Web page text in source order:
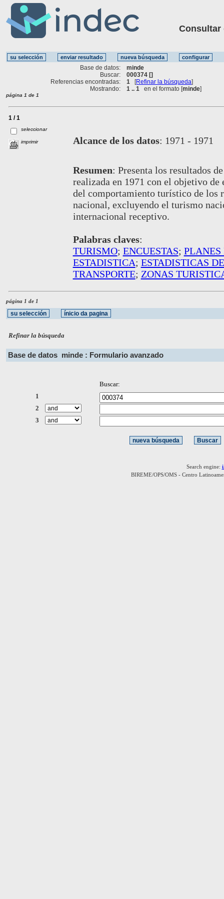
Consultar
Base de datos:
minde
Buscar:
000374 []
Referencias encontradas:
1 [Refinar la búsqueda]
Mostrando:
1 .. 1 en el formato [minde]
página 1 de 1
1 / 1
seleccionar
imprimir Alcance de los datos: 1971 - 1971
Resumen: Presenta los resultados
realizada en 1971 con el objetivo
del comportamiento turístico de los
nacional, excluyendo el turismo
internacional receptivo.
Palabras claves:
TURISMO; ENCUESTAS; PLANES
ESTADISTICA; ESTADISTICAS
TRANSPORTE; ZONAS
página 1 de 1
Refinar la búsqueda
Base de datos minde : Formulario avanzado
Buscar:
1
2
3
Search engine:
BIREME/OPS/OMS - Centro